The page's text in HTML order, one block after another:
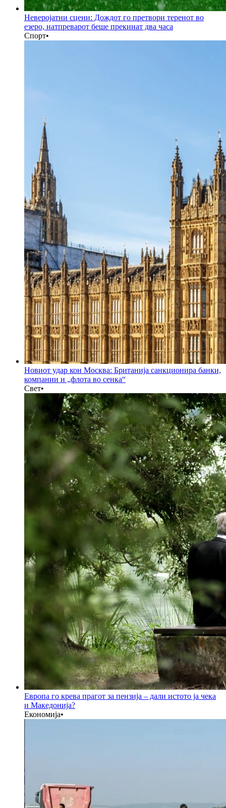
Неверојатни сцени: Дождот го претвори теренот во
езеро, натпреварот беше прекинат два часа
Спорт•
Новиот удар кон Москва: Британија санкционира банки,
компании и „флота во сенка“
Свет•
Европа го крева прагот за пензија – дали истото ја чека
и Македонија?
Економија•